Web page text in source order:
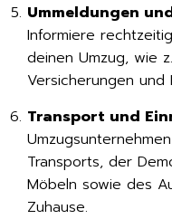
Ummeldungen
Informiere
deinen Umzug, wie
Versicherungen und
Transport und
Transports, der
Möbeln sowie des
Zuhause.